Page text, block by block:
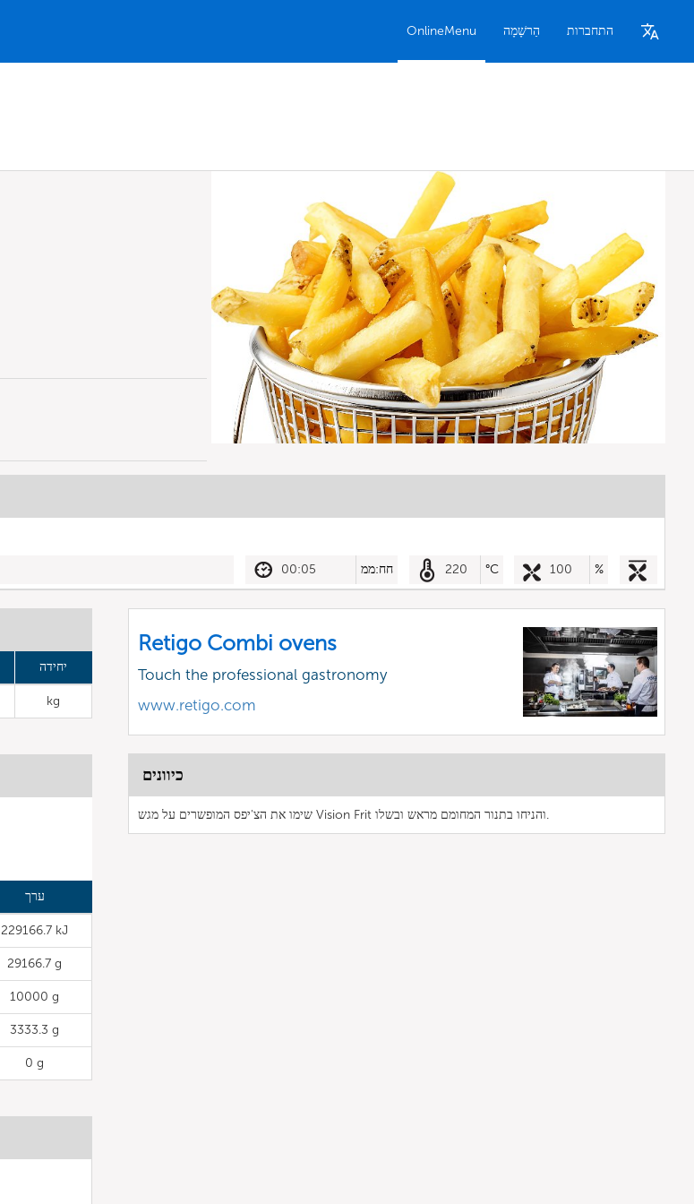
OnlineMenu הַרשָׁמָה התחברות
00:05 חח:ממ 220 °C 100 %
יחידה
kg
ערך
229166.7 kJ
29166.7 g
10000 g
3333.3 g
0 g
Retigo Combi ovens
Touch the professional gastronomy
www.retigo.com
כיוונים
שימו את הצ'יפס המופשרים על מגש Vision Frit והניחו בתנור המחומם מראש ובשלו.